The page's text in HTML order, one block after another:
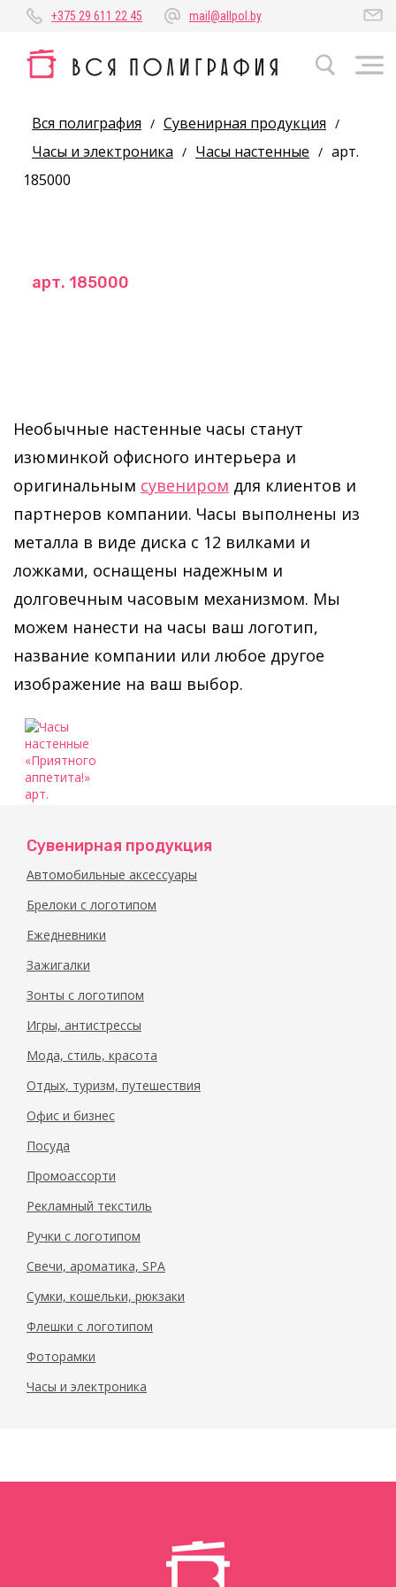
+375 29 611 22 45 mail@allpol.by
Вся полиграфия / Сувенирная продукция /
Часы и электроника / Часы настенные / арт.
185000
арт. 185000
Необычные настенные часы станут
изюминкой офисного интерьера и
оригинальным сувениром для клиентов и
партнеров компании. Часы выполнены из
металла в виде диска с 12 вилками и
ложками, оснащены надежным и
долговечным часовым механизмом. Мы
можем нанести на часы ваш логотип,
название компании или любое другое
изображение на ваш выбор.
Сувенирная продукция
Автомобильные аксессуары
Брелоки с логотипом
Ежедневники
Зажигалки
Зонты с логотипом
Игры, антистрессы
Мода, стиль, красота
Отдых, туризм, путешествия
Офис и бизнес
Посуда
Промоассорти
Рекламный текстиль
Ручки с логотипом
Свечи, ароматика, SPA
Сумки, кошельки, рюкзаки
Флешки с логотипом
Фоторамки
Часы и электроника